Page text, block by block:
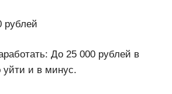
рублей
До 25 000 рублей в
и в минус.